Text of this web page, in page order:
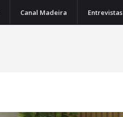
Canal Madeira Entrevistas